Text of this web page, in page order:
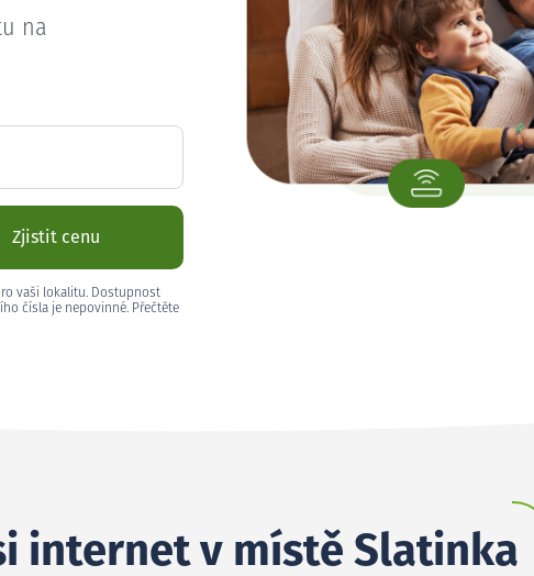
na
Zjistit cenu
vaši lokalitu. Dostupnost
čísla je nepovinné. Přečtěte
internet v místě Slatinka